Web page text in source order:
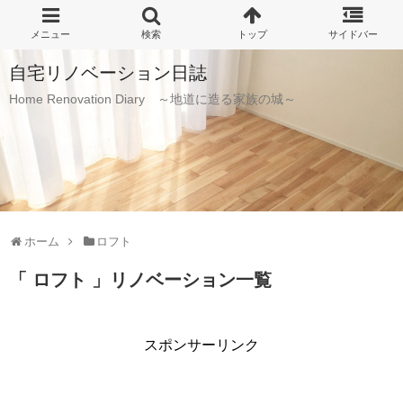
自宅リノベーション日誌
Home Renovation Diary ～地道に造る家族の城～
ホーム ロフト
「 ロフト 」リノベーション一覧
スポンサーリンク